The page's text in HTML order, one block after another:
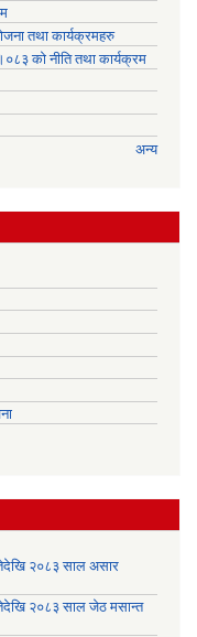
तथा कार्यक्रमहरु
को नीति तथा कार्यक्रम
अन्य
२०८३ साल असार
२०८३ साल जेठ मसान्त